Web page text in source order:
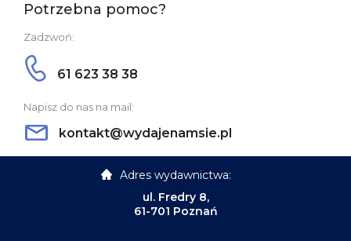
Potrzebna pomoc?
Zadzwoń:
61 623 38 38
Napisz do nas na mail:
kontakt@wydajenamsie.pl
Adres wydawnictwa:
ul. Fredry 8,
61-701 Poznań